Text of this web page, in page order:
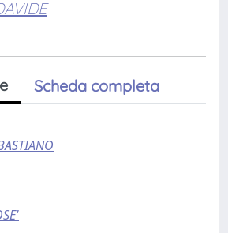
Scheda completa